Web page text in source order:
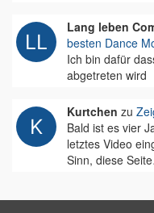
Lang leben
besten Dance
Ich bin dafür
abgetreten wird
Kurtchen zu
Bald ist es vier
letztes Video
Sinn, diese